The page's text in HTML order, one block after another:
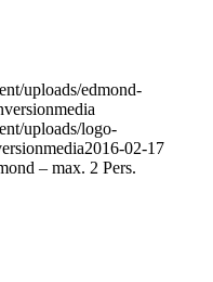
uploads/edmond-
uploads/logo-
2016-02-17
– max. 2 Pers.